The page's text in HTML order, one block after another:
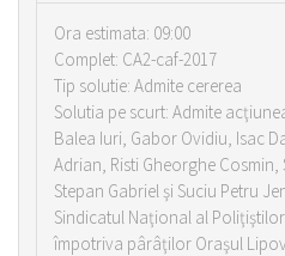
Ora estimata: 09:00
Complet: CA2-caf-2017
Tip solutie: Admite cererea
Solutia pe scurt: Admite
Balea Iuri, Gabor Ovidiu, Isac
Adrian, Risti Gheorghe
Stepan Gabriel şi Suciu Petru
Sindicatul Naţional al Poliţiştilor
împotriva pârâţilor Oraşul